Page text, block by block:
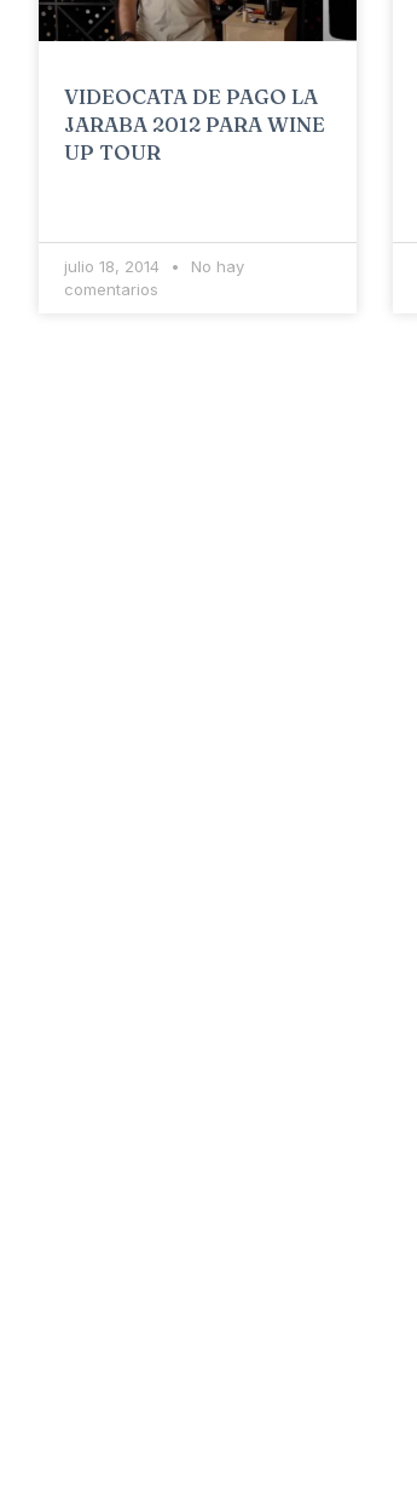
VIDEOCATA DE PAGO LA
JARABA 2012 PARA WINE
UP TOUR
julio 18, 2014
No hay
comentarios